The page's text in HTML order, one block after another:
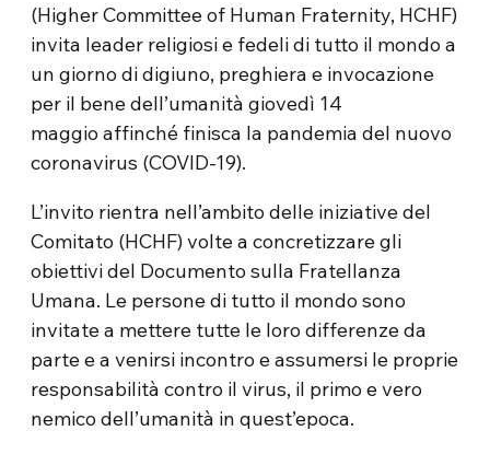
(Higher Committee of Human Fraternity, HCHF)
invita leader religiosi e fedeli di tutto il mondo a
un giorno di digiuno, preghiera e invocazione
per il bene dell’umanità giovedì 14
maggio affinché finisca la pandemia del nuovo
coronavirus (COVID-19).
L’invito rientra nell’ambito delle iniziative del
Comitato (HCHF) volte a concretizzare gli
obiettivi del Documento sulla Fratellanza
Umana. Le persone di tutto il mondo sono
invitate a mettere tutte le loro differenze da
parte e a venirsi incontro e assumersi le proprie
responsabilità contro il virus, il primo e vero
nemico dell’umanità in quest’epoca.